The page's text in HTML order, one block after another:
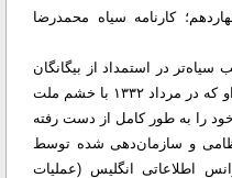
چهاردهم؛ کارنامه سیاه محمدرضا
سیاه‌تر در استمداد از بیگانگان
و به حراج گذاشتن استقلال ملی دارد. او که در مرداد ۱۳۳۲ با خشم ملت
را به طور کامل از دست رفته
نظامی و سازمان‌دهی شده توسط
اطلاعاتی انگلیس (عملیات